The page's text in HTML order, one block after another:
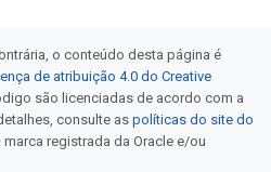
o conteúdo desta página é
de atribuição 4.0 do Creative
são licenciadas de acordo com a
consulte as políticas do site do
marca registrada da Oracle e/ou